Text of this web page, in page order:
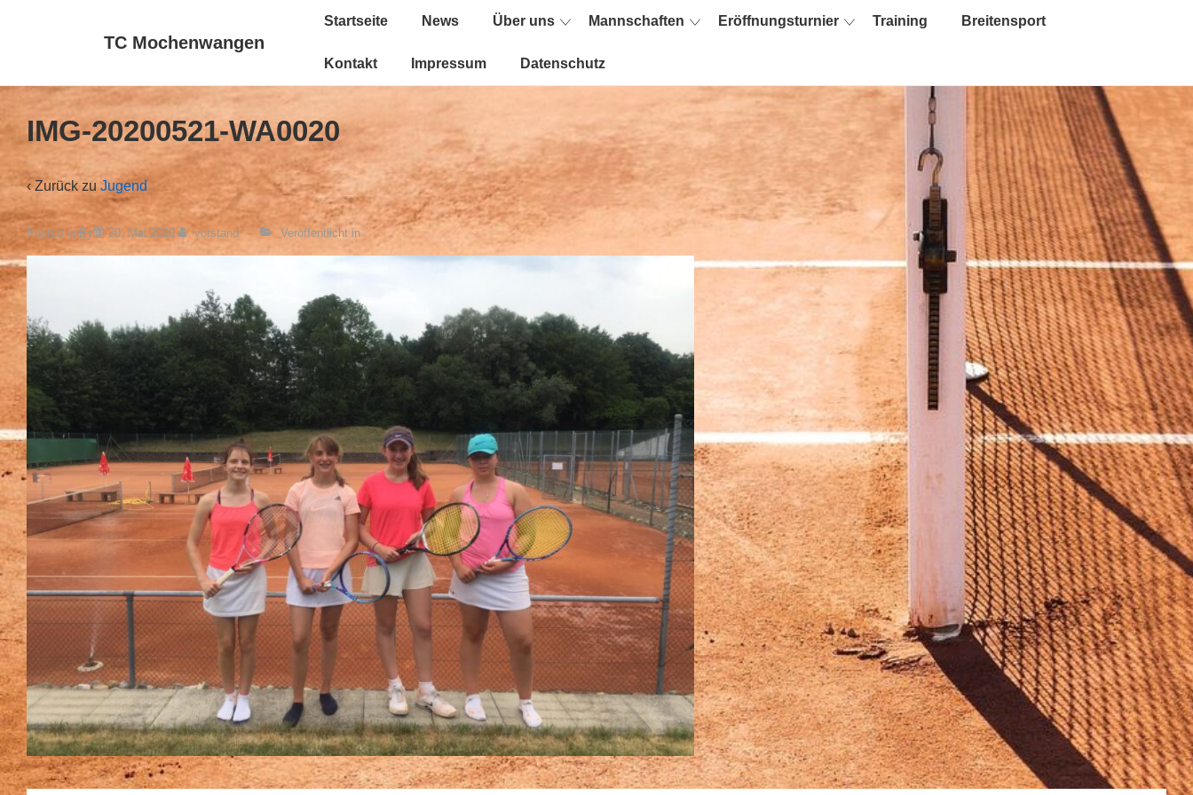
TC Mochenwangen
Main
Startseite News Über uns Mannschaften Eröffnungsturnier Training Breitensport
Kontakt Impressum Datenschutz
IMG-20200521-WA0020
‹ Zurück zuJugend
Posted onBy 30. Mai 2020 vorstand Veröffentlicht in